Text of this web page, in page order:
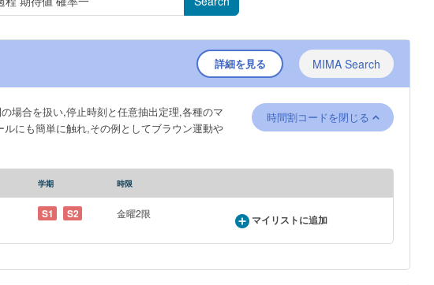
詳細を見る MIMA Search
場合を扱い,停止時刻と任意抽出定理,各種のマ
にも簡単に触れ,その例としてブラウン運動や
時間割コードを閉じる
学期 時限
S1 S2 金曜2限 マイリストに追加